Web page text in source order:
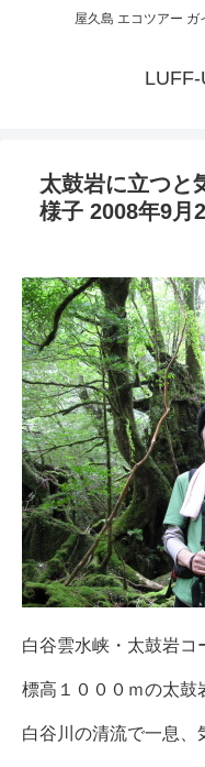
屋久島 エコツアー
太鼓岩に立つと
様子 2008年9月
白谷雲水峡・太鼓岩コ
標高１０００ｍの太鼓
白谷川の清流で一息、